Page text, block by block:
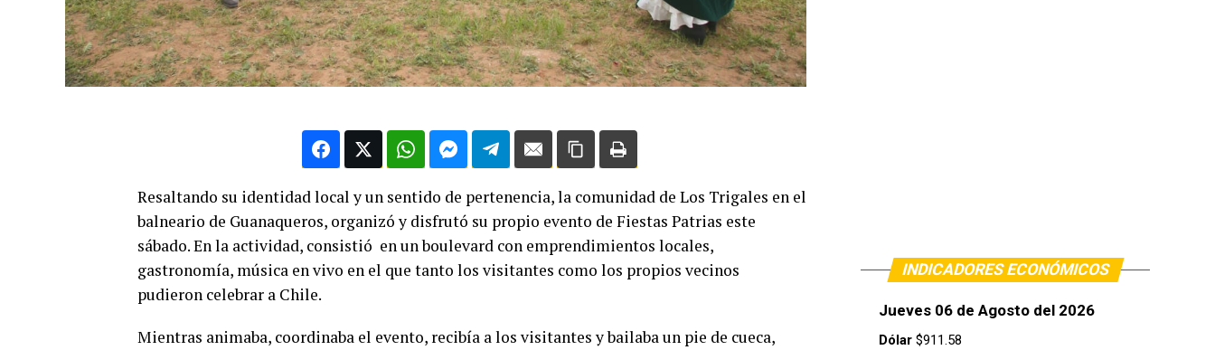
Resaltando su identidad local y un sentido de pertenencia, la comunidad de Los Trigales en el
balneario de Guanaqueros, organizó y disfrutó su propio evento de Fiestas Patrias este
sábado. En la actividad, consistió en un boulevard con emprendimientos locales,
gastronomía, música en vivo en el que tanto los visitantes como los propios vecinos
pudieron celebrar a Chile.
Mientras animaba, coordinaba el evento, recibía a los visitantes y bailaba un pie de cueca,
INDICADORES ECONÓMICOS
Jueves 06 de Agosto del 2026
Dólar $911.58